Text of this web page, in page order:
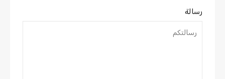
رسالة